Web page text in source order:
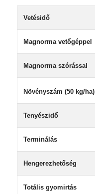
Vetésidő
Magnorma vetőgéppel
Magnorma szórással
Növényszám (50 kg/ha)
Tenyészidő
Terminálás
Hengerezhetőség
Totális gyomirtás